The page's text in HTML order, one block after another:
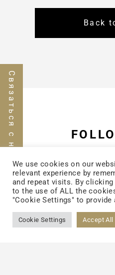
Связаться с нами
Back
We use cookies on our
relevant experience by
and repeat visits. By clicking
to the use of ALL the
"Cookie Settings" to
Cookie Settings Accept All